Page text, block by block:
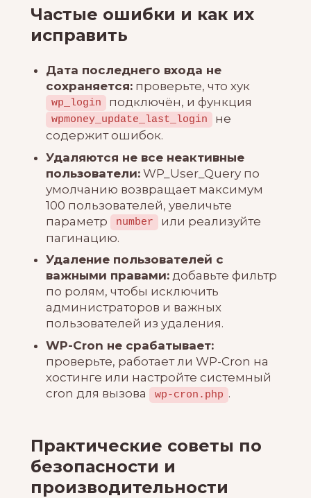
Частые ошибки и как их
исправить
Дата последнего входа не
сохраняется: проверьте, что хук
wp_login подключён, и функция
wpmoney_update_last_login
не
содержит ошибок.
Удаляются не все неактивные
пользователи: WP_User_Query по
умолчанию возвращает максимум
100 пользователей, увеличьте
параметр
number
или реализуйте
пагинацию.
Удаление пользователей с
важными правами: добавьте фильтр
по ролям, чтобы исключить
администраторов и важных
пользователей из удаления.
WP-Cron не срабатывает:
проверьте, работает ли WP-Cron на
хостинге или настройте системный
cron для вызова
wp-cron.php .
Практические советы по
безопасности и
производительности